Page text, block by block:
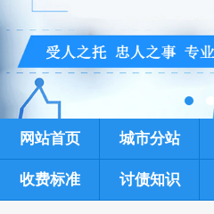
网站首页 城市分站
收费标准 讨债知识